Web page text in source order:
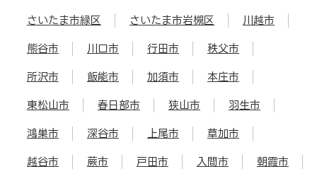
さいたま市緑区 さいたま市岩槻区 川越市
熊谷市 川口市 行田市 秩父市
所沢市 飯能市 加須市 本庄市
東松山市 春日部市 狭山市 羽生市
鴻巣市 深谷市 上尾市 草加市
越谷市 蕨市 戸田市 入間市 朝霞市